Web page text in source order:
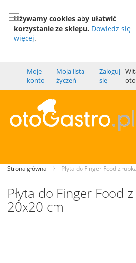
Używamy cookies aby ułatwić
korzystanie ze sklepu. Dowiedz się
więcej.
Moje
konto
Moja lista
życzeń
Zaloguj
się
Strona główna Płyta do Finger Food z
Płyta do Finger Food
20x20 cm